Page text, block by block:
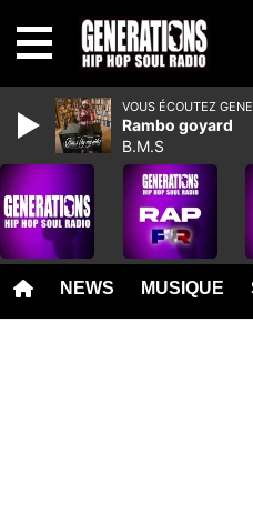
NEWS MUSIQUE
VOUS ÉCOUTEZ
Rambo goyard
B.M.S